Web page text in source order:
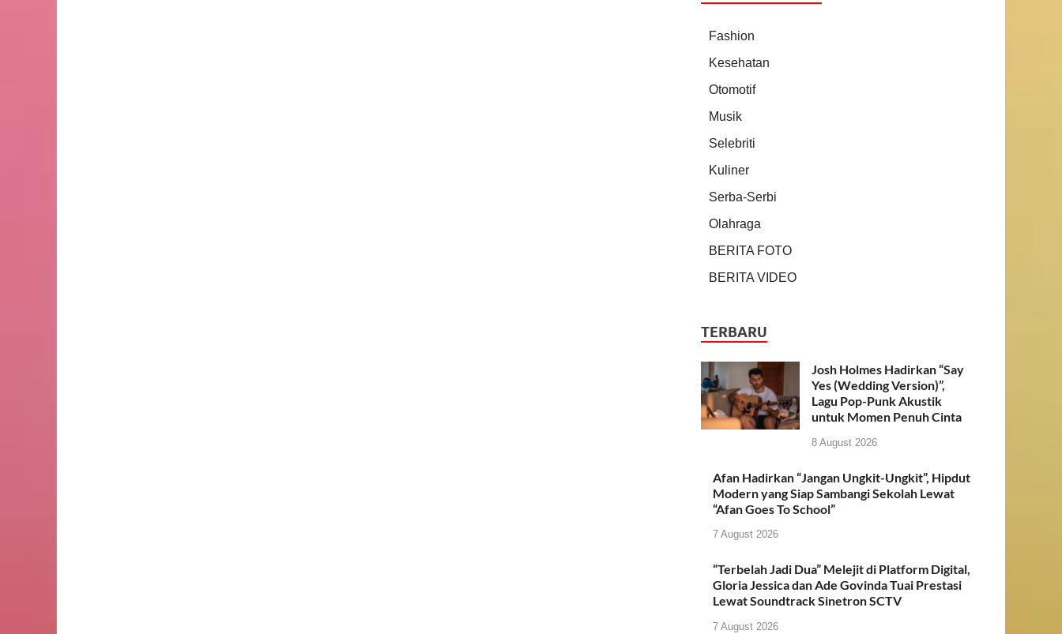
Fashion
Kesehatan
Otomotif
Musik
Selebriti
Kuliner
Serba-Serbi
Olahraga
BERITA FOTO
BERITA VIDEO
TERBARU
Josh Holmes Hadirkan “Say
Yes (Wedding Version)”,
Lagu Pop-Punk Akustik
untuk Momen Penuh Cinta
8 August 2026
Afan Hadirkan “Jangan Ungkit-Ungkit”, Hipdut
Modern yang Siap Sambangi Sekolah Lewat
“Afan Goes To School”
7 August 2026
“Terbelah Jadi Dua” Melejit di Platform Digital,
Gloria Jessica dan Ade Govinda Tuai Prestasi
Lewat Soundtrack Sinetron SCTV
7 August 2026